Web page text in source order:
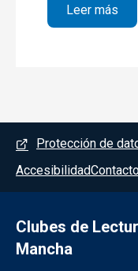
Leer más
Menú del pie
Protección de
Accesibilidad
Clubes de
Mancha